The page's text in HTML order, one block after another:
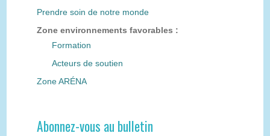
Prendre soin de notre monde
Zone environnements favorables :
Formation
Acteurs de soutien
Zone ARÉNA
Abonnez-vous au bulletin